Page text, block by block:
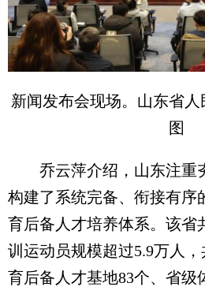
新闻发布会现场。山东省
图
乔云萍介绍，山东注重
构建了系统完备、衔接有序
育后备人才培养体系。该省
训运动员规模超过5.9万人
育后备人才基地83个、省级